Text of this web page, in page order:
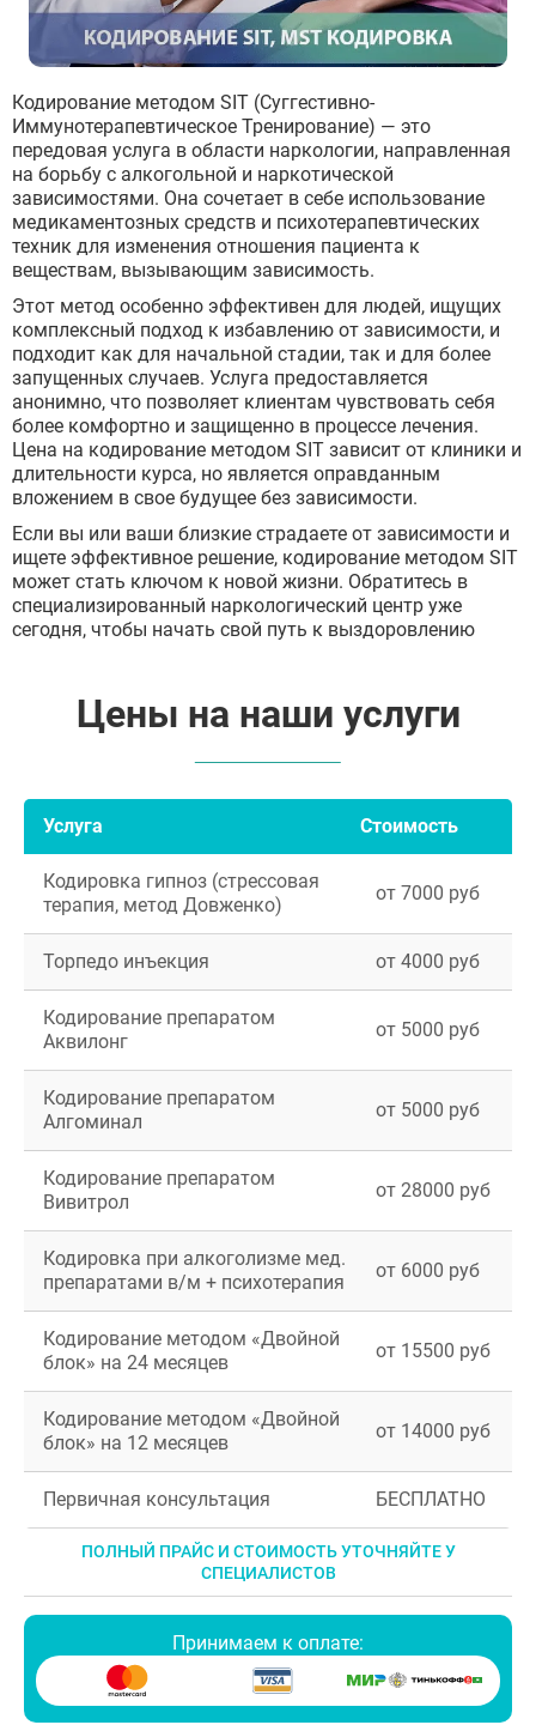
Кодирование методом SIT (Суггестивно-
Иммунотерапевтическое Тренирование) — это
передовая услуга в области наркологии, направленная
на борьбу с алкогольной и наркотической
зависимостями. Она сочетает в себе использование
медикаментозных средств и психотерапевтических
техник для изменения отношения пациента к
веществам, вызывающим зависимость.
Этот метод особенно эффективен для людей, ищущих
комплексный подход к избавлению от зависимости, и
подходит как для начальной стадии, так и для более
запущенных случаев. Услуга предоставляется
анонимно, что позволяет клиентам чувствовать себя
более комфортно и защищенно в процессе лечения.
Цена на кодирование методом SIT зависит от клиники и
длительности курса, но является оправданным
вложением в свое будущее без зависимости.
Если вы или ваши близкие страдаете от зависимости и
ищете эффективное решение, кодирование методом SIT
может стать ключом к новой жизни. Обратитесь в
специализированный наркологический центр уже
сегодня, чтобы начать свой путь к выздоровлению
Цены на наши услуги
Услуга Стоимость
Кодировка гипноз (стрессовая
терапия, метод Довженко)
от 7000 руб
Торпедо инъекция от 4000 руб
Кодирование препаратом
Аквилонг
от 5000 руб
Кодирование препаратом
Алгоминал
от 5000 руб
Кодирование препаратом
Вивитрол
от 28000 руб
Кодировка при алкоголизме мед.
препаратами в/м + психотерапия
от 6000 руб
Кодирование методом «Двойной
блок» на 24 месяцев
от 15500 руб
Кодирование методом «Двойной
блок» на 12 месяцев
от 14000 руб
Первичная консультация БЕСПЛАТНО
ПОЛНЫЙ ПРАЙС И СТОИМОСТЬ УТОЧНЯЙТЕ У
СПЕЦИАЛИСТОВ
Принимаем к оплате: